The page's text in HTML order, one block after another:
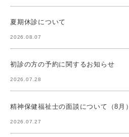
夏期休診について
2026.08.07
初診の方の予約に関するお知らせ
2026.07.28
精神保健福祉士の面談について（8月）
2026.07.27